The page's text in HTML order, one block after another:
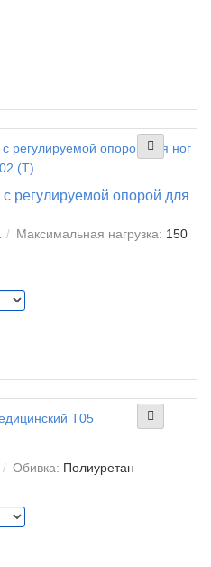
регулируемой опорой для
Максимальная нагрузка: 150
Обивка: Полиуретан